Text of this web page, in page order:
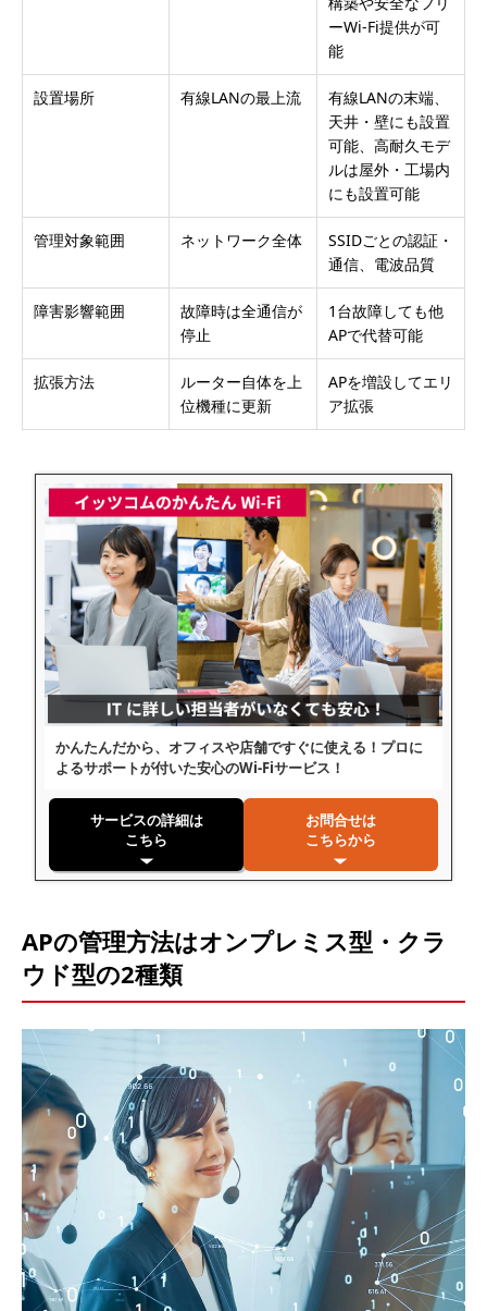
ーWi-Fi提供が可
能
設置場所 有線LANの最上流
有線LANの末端、
天井・壁にも設置
可能、高耐久モデ
ルは屋外・工場内
にも設置可能
管理対象範囲 ネットワーク全体
SSIDごとの認証・
通信、電波品質
障害影響範囲
故障時は全通信が
停止
1台故障しても他
APで代替可能
拡張方法
ルーター自体を上
位機種に更新
APを増設してエリ
ア拡張
かんたんだから、オフィスや店舗ですぐに使える！プロに
よるサポートが付いた安心のWi-Fiサービス！
サービスの詳細は
こちら
お問合せは
こちらから
APの管理方法はオンプレミス型・クラ
ウド型の2種類